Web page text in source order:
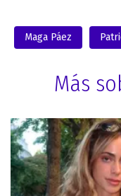
Maga Páez
Más